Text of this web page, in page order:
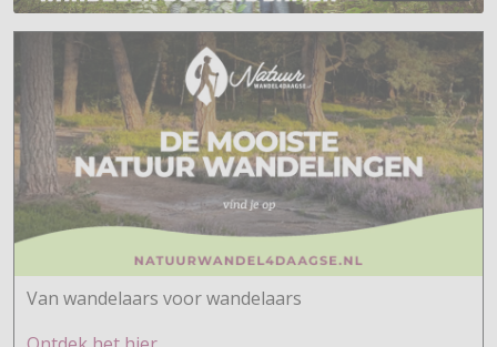
Van wandelaars voor wandelaars